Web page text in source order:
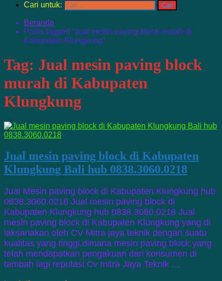
Cari untuk:
Beranda
Posts tagged “Jual mesin paving block murah di
Kabupaten Klungkung”
Tag: Jual mesin paving block
murah di Kabupaten
Klungkung
Jual mesin paving block di Kabupaten
Klungkung Bali hub 0838.3060.0218
Jual Mesin paving block di Kabupaten Klungkung hub
0838.3060.0218 Jual mesin paving block di
Kabupaten Klungkung hub 0838.3060.0218 Jual
mesin paving block di Kabupaten Klungkung yang di
laksanakan oleh CV Mitra jaya teknik dengan suatu
kualitas yang tinggi.dimana mesin paving block yang
telah mendapatkan pengakuan dari konsumen di
tambah lagi reputasi Cv mitra Jaya Teknik …